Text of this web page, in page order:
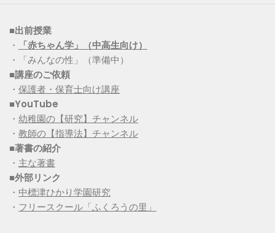
■出前授業
・
「赤ちゃん学」（中高生向け）
・「みんなの性」（準備中）
■講座のご依頼
・ 保護者・保育士向け講座
■YouTube
・ 幼稚園の【研究】チャンネル
・ 教師の【指導法】チャンネル
■著書の紹介
・ 主な著書
■外部リンク
・ 中標津ひかり学園研究
・ フリースクール「ふくろうの里」